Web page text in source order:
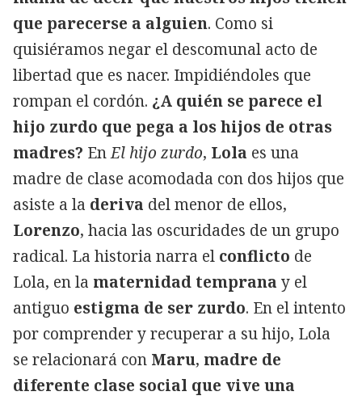
que parecerse a alguien. Como si
quisiéramos negar el descomunal acto de
libertad que es nacer. Impidiéndoles que
rompan el cordón. ¿A quién se parece el
hijo zurdo que pega a los hijos de otras
madres? EnEl hijo zurdo, Lola es una
madre de clase acomodada con dos hijos que
asiste a la deriva del menor de ellos,
Lorenzo, hacia las oscuridades de un grupo
radical. La historia narra el conflicto de
Lola, en la maternidad temprana y el
antiguo estigma de ser zurdo. En el intento
por comprender y recuperar a su hijo, Lola
se relacionará con Maru, madre de
diferente clase social que vive una